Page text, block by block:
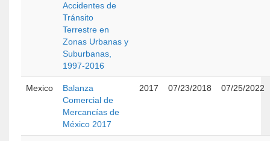
Accidentes de
Tránsito
Terrestre en
Zonas Urbanas y
Suburbanas,
1997-2016
Mexico
Balanza
Comercial de
Mercancías de
México 2017
2017 07/23/2018 07/25/2022